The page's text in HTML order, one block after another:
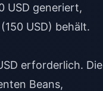
USD generiert,
USD) behält.
erforderlich. Die
Beans,